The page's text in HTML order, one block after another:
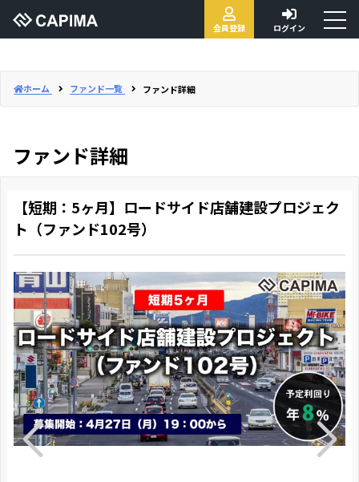
会員登録 ログイン
ホーム ファンド一覧 ファンド詳細
ファンド詳細
【短期：5ヶ月】ロードサイド店舗建設プロジェク
ト（ファンド102号）